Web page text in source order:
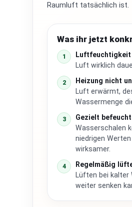
Raumluft tatsächlich ist.
Was ihr jetzt
1 Luftfeuchtigkeit
Luft wirklich
2 Heizung nicht
Luft erwärmt,
Wassermenge
3 Gezielt
Wasserschalen
niedrigen
wirksamer.
4 Regelmäßig
Lüften bei
weiter senken